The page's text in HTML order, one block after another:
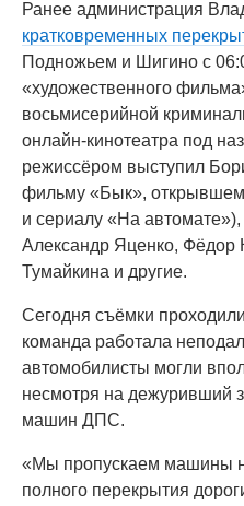
Ранее администрация
кратковременных
Подножьем и Шигино с
«художественного
восьмисерийной
онлайн-кинотеатра под
режиссёром выступил
фильму «Бык»,
и сериалу «На
Александр Яценко, Фёдор
Тумайкина и другие.
Сегодня съёмки
команда работала
автомобилисты могли
несмотря на дежуривший
машин ДПС.
«Мы пропускаем машины
полного перекрытия